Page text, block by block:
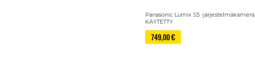
Panasonic Lumix S5 -järjestelmäkamera
KÄYTETTY
749,00 €